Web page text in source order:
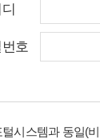
호
털시스템과 동일(